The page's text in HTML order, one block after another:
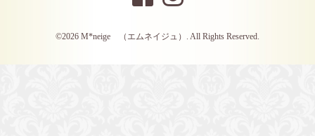
©2026 M*neige （エムネイジュ） . All Rights Reserved.